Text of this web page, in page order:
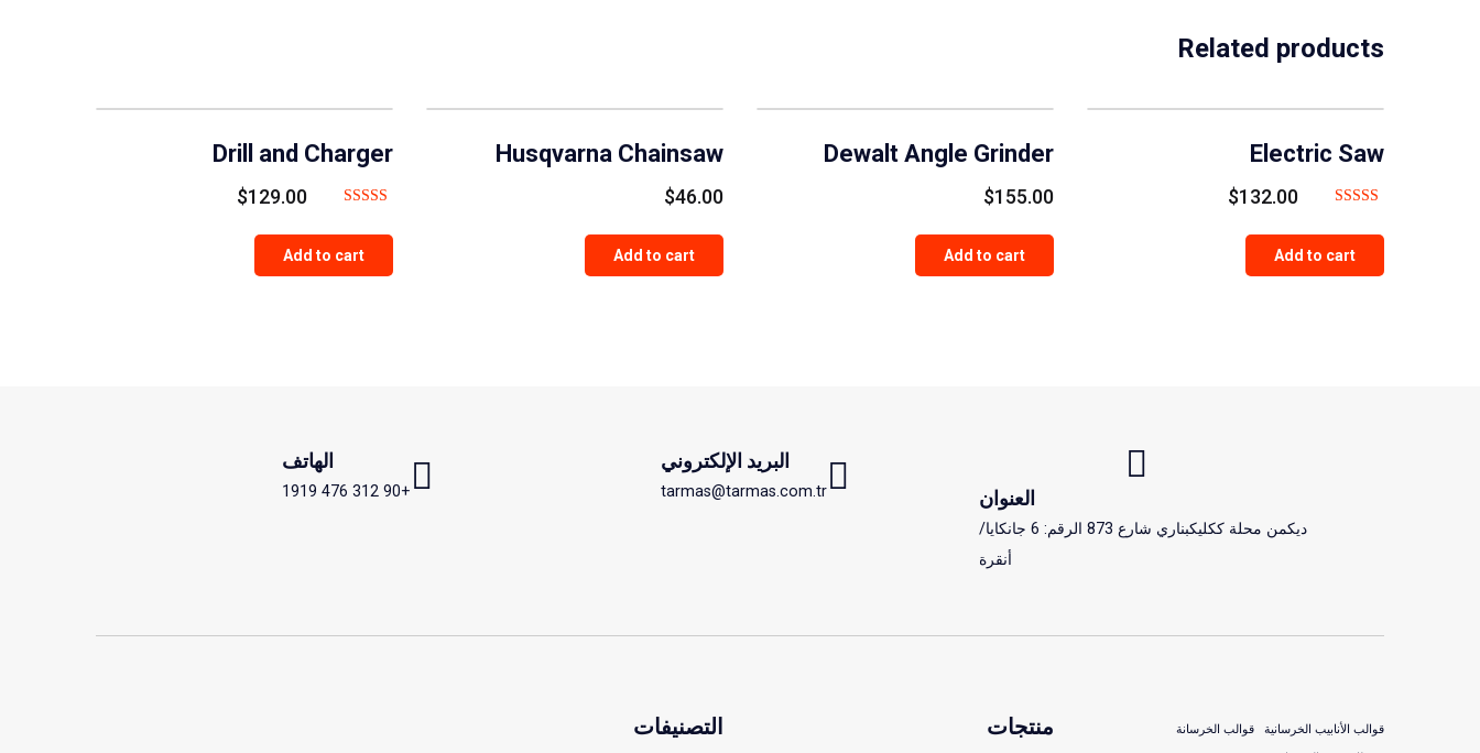
Related products
Electric Saw
out of 5
$132.00
Add to cart
Dewalt Angle Grinder
$155.00
Add to cart
Husqvarna Chainsaw
$46.00
Add to cart
Drill and Charger
out of 5
$129.00
Add to cart
العنوان
ديكمن محلة ككليكبناري شارع 873 الرقم: 6 جانكايا/
أنقرة
البريد الإلكتروني
tarmas@tarmas.com.tr
الهاتف
+90 312 476 1919
التصنيفات منتجات قوالب الأنابيب الخرسانية
قوالب الخرسانة